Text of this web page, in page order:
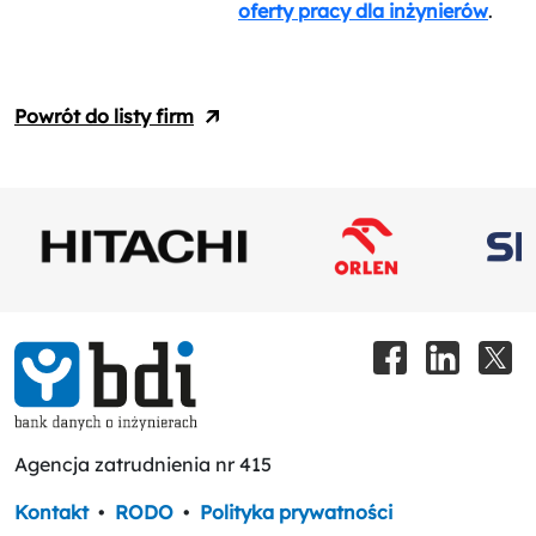
oferty pracy dla inżynierów.
Powrót do listy firm
Agencja zatrudnienia nr 415
Kontakt • RODO • Polityka prywatności